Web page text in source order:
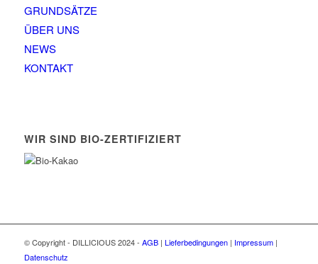
GRUNDSÄTZE
ÜBER UNS
NEWS
KONTAKT
WIR SIND BIO-ZERTIFIZIERT
© Copyright - DILLICIOUS 2024 - AGB| Lieferbedingungen| Impressum|
Datenschutz